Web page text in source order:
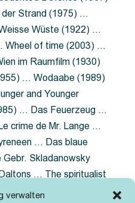
verwalten
Strand (1975) …
Wüste (1922) …
Wheel of time (2003) …
im Raumfilm (1930)
… Wodaabe (1989)
and Younger
… Das Feuerzeug …
crime de Mr. Lange …
… Das blaue
Skladanowsky
… The spiritualist
Fjord … The Song of the